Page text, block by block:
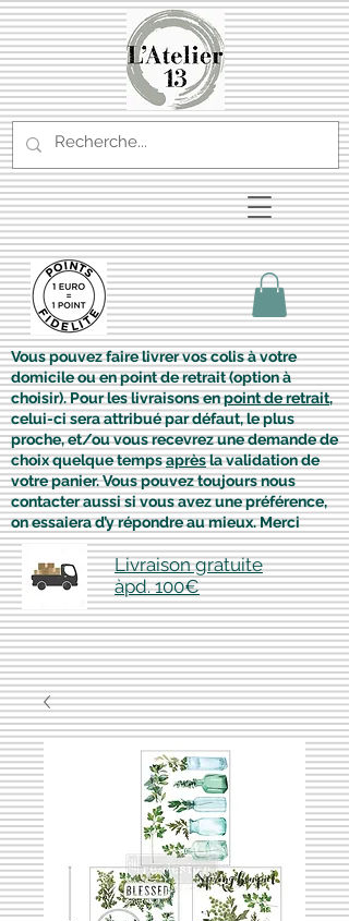
Vous pouvez faire livrer vos colis à votre
domicile ou en point de retrait (option à
choisir). Pour les livraisons enpoint de retrait,
celui-ci sera attribué par défaut, le plus
proche, et/ou vous recevrez une demande de
choix quelque tempsaprèsla validation de
votre panier. Vous pouvez toujours nous
contacter aussi si vous avez une préférence,
on essaiera d’y répondre au mieux. Merci
Livraison gratuite
àpd. 100€